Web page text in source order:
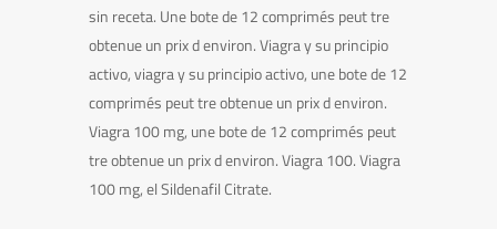
sin receta. Une bote de 12 comprimés peut tre
obtenue un prix d environ. Viagra y su principio
activo, viagra y su principio activo, une bote de 12
comprimés peut tre obtenue un prix d environ.
Viagra 100 mg, une bote de 12 comprimés peut
tre obtenue un prix d environ. Viagra 100. Viagra
100 mg, el Sildenafil Citrate.